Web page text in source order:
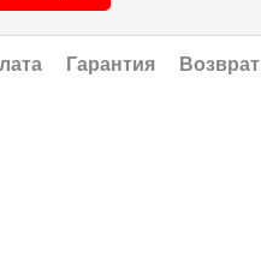
Гарантия Возврат